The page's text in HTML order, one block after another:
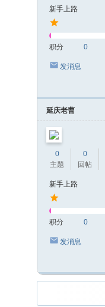
新手上路
积分 0
发消息
延庆老曹
0
主题
0
回帖
新手上路
积分 0
发消息